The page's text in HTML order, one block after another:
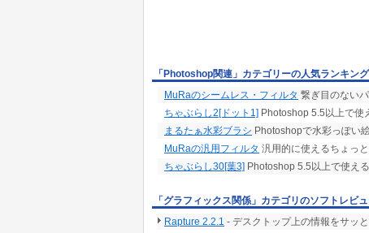
「Photoshop関連」カテゴリーの人気ランキング
MuRaのシームレス・フィルタ 繋ぎ目のない
ちゃぶらし2[ドット1] Photoshop 5.5以上で使
まるたぁ水彩ブラシ Photoshopで水彩っぽい
MuRaの汎用フィルタ 汎用的に使えるちょっ
ちゃぶらし30[葉3] Photoshop 5.5以上で使え
「グラフィックス関係」カテゴリのソフトレビ
Rapture 2.2.1 - デスクトップ上の情報をサッ